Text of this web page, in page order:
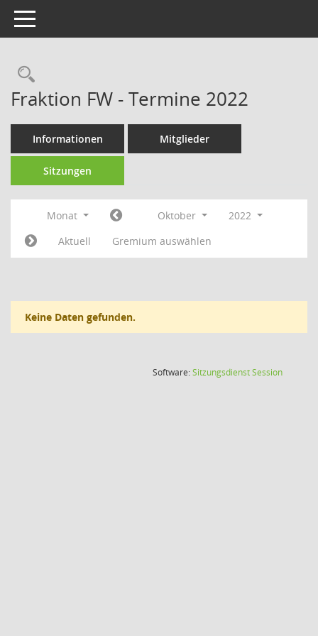
Toggle navigation
Fraktion FW - Termine 2022
Informationen Mitglieder
Sitzungen
Monat Oktober
2022
Aktuell
Gremium auswählen
Keine Daten gefunden.
Software:SitzungsdienstSession(Wird in